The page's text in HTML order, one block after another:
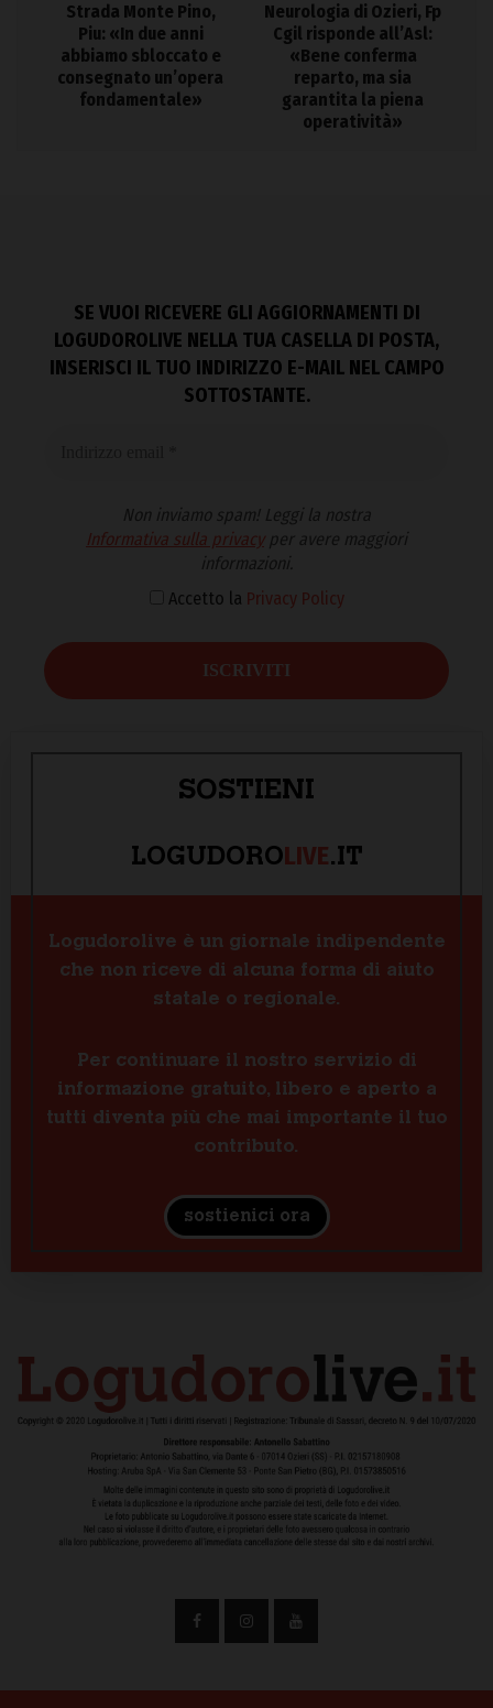
Strada Monte Pino,
Piu: «In due anni
abbiamo sbloccato e
consegnato un’opera
fondamentale»
Neurologia di Ozieri, Fp
Cgil risponde all’Asl:
«Bene conferma
reparto, ma sia
garantita la piena
operatività»
SE VUOI RICEVERE GLI AGGIORNAMENTI DI
LOGUDOROLIVE NELLA TUA CASELLA DI POSTA,
INSERISCI IL TUO INDIRIZZO E-MAIL NEL CAMPO
SOTTOSTANTE.
Non inviamo spam! Leggi la nostra
Informativa sulla privacyper avere maggiori
informazioni.
Accetto la Privacy Policy
SOSTIENI
LOGUDOROLIVE.IT
Logudorolive è un giornale indipendente
che non riceve di alcuna forma di aiuto
statale o regionale.
Per continuare il nostro servizio di
informazione gratuito, libero e aperto a
tutti diventa più che mai importante il tuo
contributo.
sostienici ora